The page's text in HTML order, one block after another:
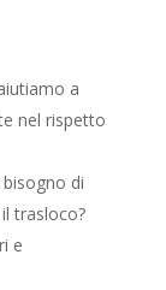
a
nel rispetto
di
trasloco?
e